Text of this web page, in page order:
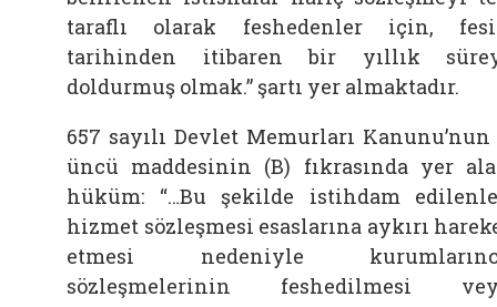
taraflı olarak feshedenler için,
tarihinden itibaren bir yıllık
doldurmuş olmak.” şartı yer almaktadır.
657 sayılı Devlet Memurları Kanunu’nun
üncü maddesinin (B) fıkrasında yer
hüküm:
“…Bu şekilde istihdam
hizmet sözleşmesi esaslarına aykırı
etmesi nedeniyle
sözleşmelerinin feshedilmesi